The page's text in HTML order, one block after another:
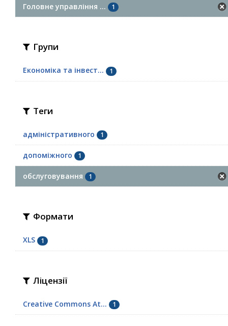
Головне управління ... 1
Групи
Економіка та інвест... 1
Теги
адміністративного 1
допоміжного 1
обслуговування 1
Формати
XLS 1
Ліцензії
Creative Commons At... 1